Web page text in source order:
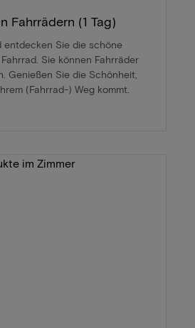
Fahrrädern (1 Tag)
entdecken Sie die schöne
Sie können Fahrräder
Genießen Sie die Schönheit,
(Fahrrad-) Weg kommt.